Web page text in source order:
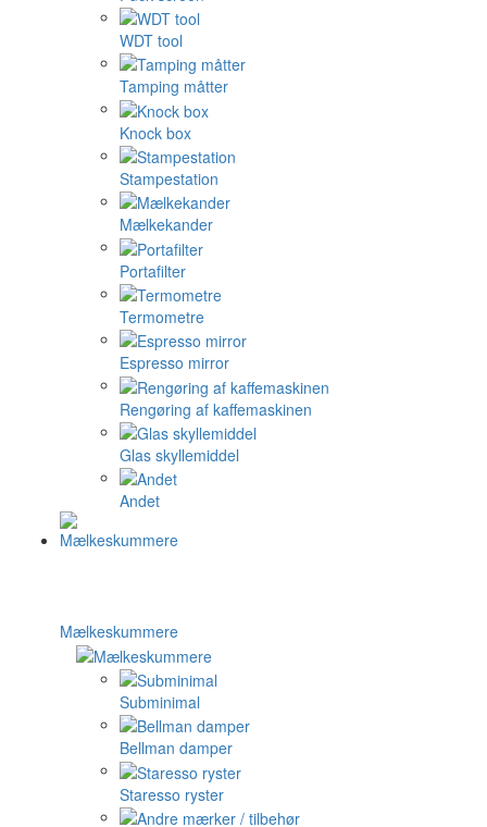
WDT tool
Tamping måtter
Knock box
Stampestation
Mælkekander
Portafilter
Termometre
Espresso mirror
Rengøring af kaffemaskinen
Glas skyllemiddel
Andet
Mælkeskummere
Subminimal
Bellman damper
Staresso ryster